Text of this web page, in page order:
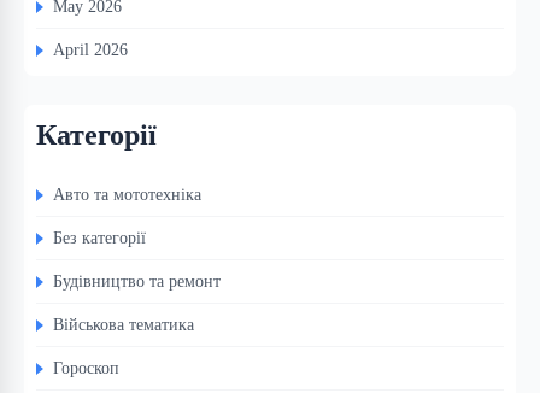
May 2026
April 2026
Категорії
Авто та мототехніка
Без категорії
Будівництво та ремонт
Військова тематика
Гороскоп